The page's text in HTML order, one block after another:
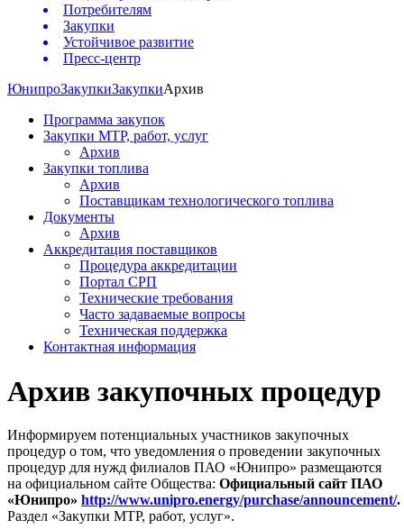
Потребителям
Закупки
Устойчивое развитие
Пресс-центр
ЮнипроЗакупкиЗакупкиАрхив
Программа закупок
Закупки МТР, работ, услуг
Архив
Закупки топлива
Архив
Поставщикам технологического топлива
Документы
Архив
Аккредитация поставщиков
Процедура аккредитации
Портал СРП
Технические требования
Часто задаваемые вопросы
Техническая поддержка
Контактная информация
Архив закупочных процедур
Информируем потенциальных участников закупочных
процедур о том, что уведомления о проведении закупочных
процедур для нужд филиалов ПАО «Юнипро» размещаются
на официальном сайте Общества: Официальный сайт ПАО
«Юнипро» http://www.unipro.energy/purchase/announcement/.
Раздел «Закупки МТР, работ, услуг».